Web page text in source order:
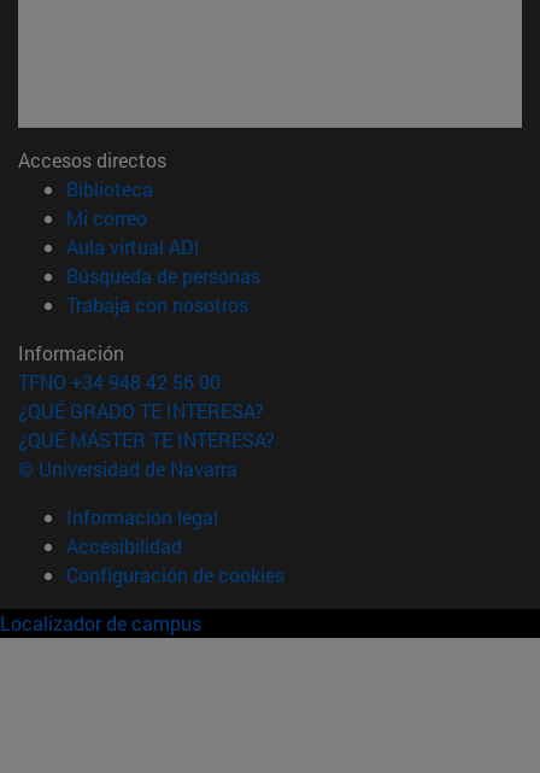
Accesos directos
Biblioteca
Mi correo(abre en nueva ventana)
Aula virtual ADI
Búsqueda de personas(abre en nueva ventana)
Trabaja con nosotros(abre en nueva ventana)
Información
TFNO +34 948 42 56 00
¿QUÉ GRADO TE INTERESA?
¿QUÉ MÁSTER TE INTERESA?
© Universidad de Navarra
Información legal
Accesibilidad
Configuración de cookies
Localizador de campus